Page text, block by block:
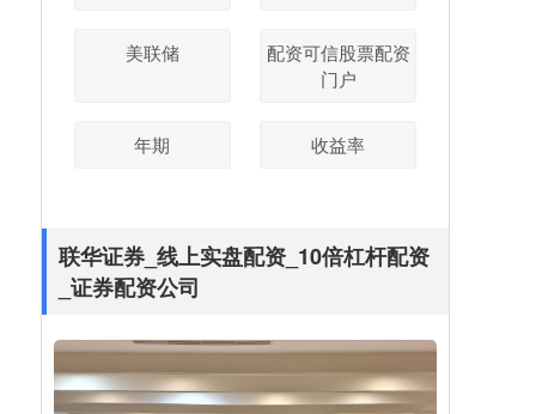
美联储
配资可信股票配资
门户
年期 收益率
联华证券_线上实盘配资_10倍杠杆配资
_证券配资公司